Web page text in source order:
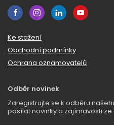
Ke stažení
Obchodní podmínky
Ochrana oznamovatelů
Odběr novinek
Zaregistrujte se k odběru
posílat novinky a zajímavosti ze